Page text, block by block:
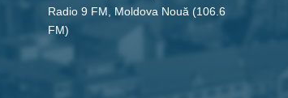
Radio 9 FM, Moldova Nouă (106.6
FM)